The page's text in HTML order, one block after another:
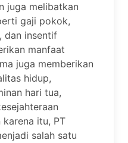
juga melibatkan
gaji pokok,
dan insentif
manfaat
juga memberikan
hidup,
hari tua,
karena itu, PT
salah satu